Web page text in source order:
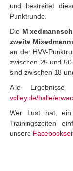
und bestreitet
Punktrunde.
Die
zweite
an der HVV-
zwischen 25 und
sind zwischen 18
Alle
volley.de/halle/
Wer Lust hat,
Trainingszeiten
unsere